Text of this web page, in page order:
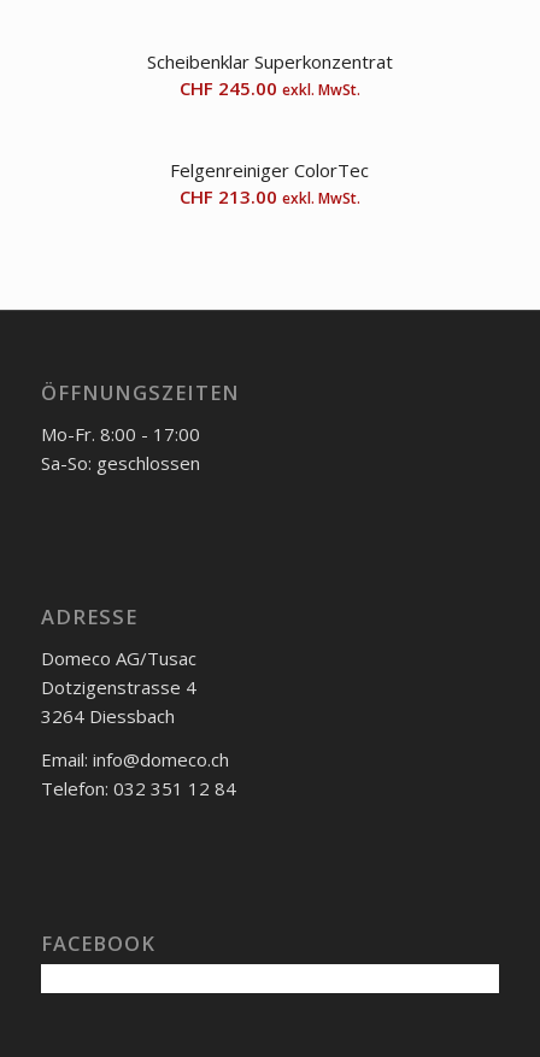
Scheibenklar Superkonzentrat
CHF 245.00 exkl. MwSt.
Felgenreiniger ColorTec
CHF 213.00 exkl. MwSt.
ÖFFNUNGSZEITEN
Mo-Fr. 8:00 - 17:00
Sa-So: geschlossen
ADRESSE
Domeco AG/Tusac
Dotzigenstrasse 4
3264 Diessbach
Email: info@domeco.ch
Telefon: 032 351 12 84
FACEBOOK